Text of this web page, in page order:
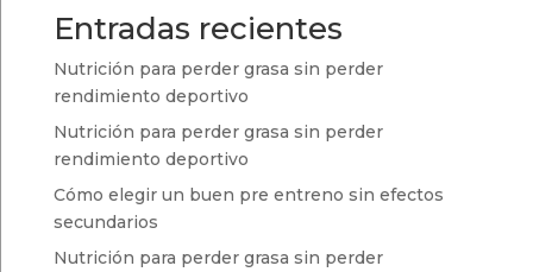
36,99 €
Entradas recientes
Nutrición para perder grasa sin perder
rendimiento deportivo
Nutrición para perder grasa sin perder
rendimiento deportivo
Cómo elegir un buen pre entreno sin efectos
secundarios
Nutrición para perder grasa sin perder